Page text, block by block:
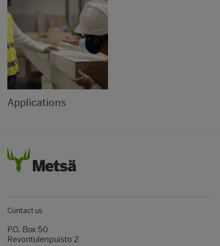
Applications
Contact us
P.O. Box 50
Revontulenpuisto 2